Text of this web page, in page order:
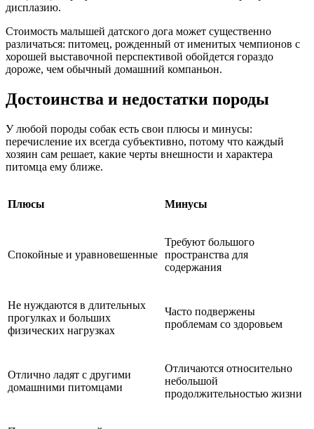
дисплазию.
Стоимость малышей датского дога может существенно
различаться: питомец, рожденный от именитых чемпионов с
хорошей выставочной перспективой обойдется гораздо
дороже, чем обычный домашний компаньон.
Достоинства и недостатки породы
У любой породы собак есть свои плюсы и минусы:
перечисление их всегда субъективно, потому что каждый
хозяин сам решает, какие черты внешности и характера
питомца ему ближе.
Плюсы Минусы
Спокойные и уравновешенные
Требуют большого
пространства для
содержания
Не нуждаются в длительных
прогулках и больших
физических нагрузках
Часто подвержены
проблемам со здоровьем
Отлично ладят с другими
домашними питомцами
Отличаются относительно
небольшой
продолжительностью жизни